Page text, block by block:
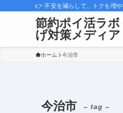
👉 不安を減らして、トクを増
節約ポイ活ラ
げ対策メディア
ホーム 今治市
今治市 – tag –